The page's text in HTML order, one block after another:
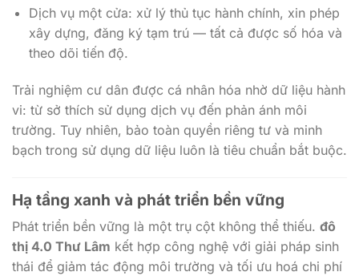
Dịch vụ một cửa: xử lý thủ tục hành chính, xin phép
xây dựng, đăng ký tạm trú — tất cả được số hóa và
theo dõi tiến độ.
Trải nghiệm cư dân được cá nhân hóa nhờ dữ liệu hành
vi: từ sở thích sử dụng dịch vụ đến phản ánh môi
trường. Tuy nhiên, bảo toàn quyền riêng tư và minh
bạch trong sử dụng dữ liệu luôn là tiêu chuẩn bắt buộc.
Hạ tầng xanh và phát triển bền vững
Phát triển bền vững là một trụ cột không thể thiếu. đô
thị 4.0 Thư Lâm kết hợp công nghệ với giải pháp sinh
thái để giảm tác động môi trường và tối ưu hoá chi phí